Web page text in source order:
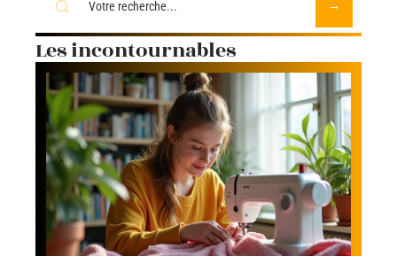
Les incontournables